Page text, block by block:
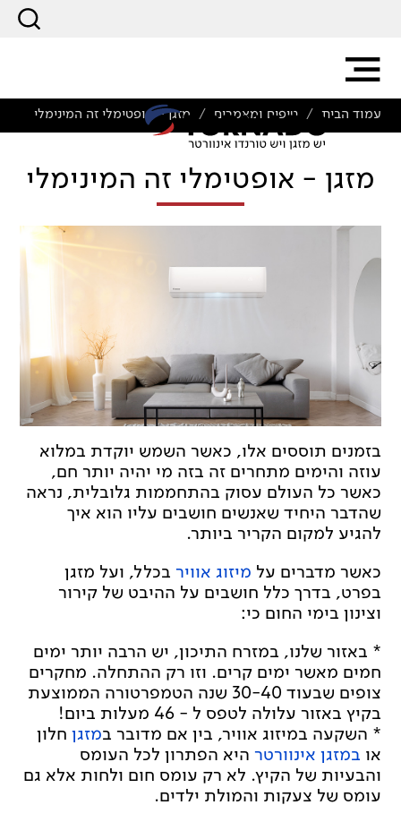
עמוד הבית / טיפים ומאמרים / מזגן - אופטימלי זה המינימלי
מזגן - אופטימלי זה המינימלי
בזמנים תוססים אלו, כאשר השמש יוקדת במלוא
עוזה והימים מתחרים זה בזה מי יהיה יותר חם,
כאשר כל העולם עסוק בהתחממות גלובלית, נראה
שהדבר היחיד שאנשים חושבים עליו הוא איך
להגיע למקום הקריר ביותר.
כאשר מדברים על מיזוג אוויר בכלל, ועל מזגן
בפרט, בדרך כלל חושבים על ההיבט של קירור
וצינון בימי החום כי:
* באזור שלנו, במזרח התיכון, יש הרבה יותר ימים
חמים מאשר ימים קרים. וזו רק ההתחלה. מחקרים
צופים שבעוד 30-40 שנה הטמפרטורה הממוצעת
בקיץ באזור עלולה לטפס ל - 46 מעלות ביום!
* השקעה במיזוג אוויר, בין אם מדובר במזגן חלון
או במזגן אינוורטר היא הפתרון לכל העומס
והבעיות של הקיץ. לא רק עומס חום ולחות אלא גם
עומס של צעקות והמולת ילדים.